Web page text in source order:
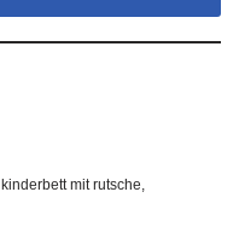
kinderbett mit rutsche,